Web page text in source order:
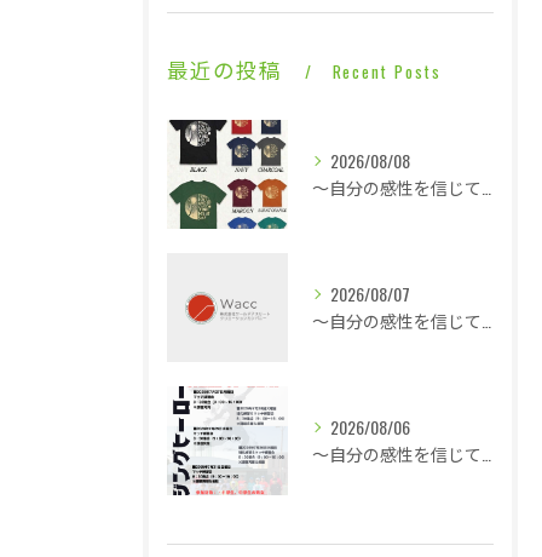
最近の投稿 Recent Posts
2026/08/08
2026/08/07
2026/08/06